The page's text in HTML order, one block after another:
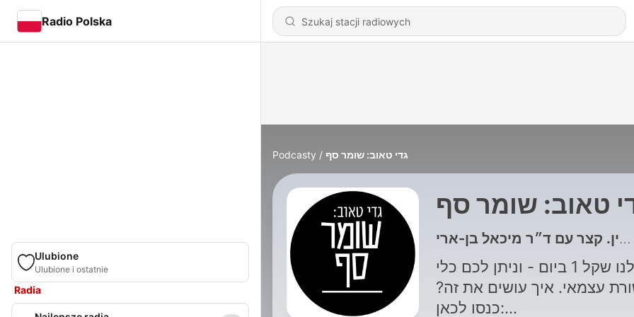
Radio Polska
Ulubione
Ulubione i ostatnie
Radia
Podcasty גדי טאוב: שומר סף
טאוב: שומר סף
תנו לנו שקל 1 ביום - וניתן לכם כלי
עצמאי. איך עושים את זה?
כנסו לכאן: